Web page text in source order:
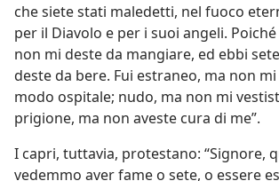
che siete stati maledetti, nel fuoco
per il Diavolo e per i suoi angeli.
non mi deste da mangiare, ed ebbi
deste da bere. Fui estraneo, ma non
modo ospitale; nudo, ma non mi
prigione, ma non aveste cura di me”.
I capri, tuttavia, protestano: “Signore,
vedemmo aver fame o sete, o essere